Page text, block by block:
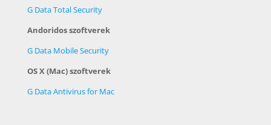
G Data Total Security
Andoridos szoftverek
G Data Mobile Security
OS X (Mac) szoftverek
G Data Antivirus for Mac